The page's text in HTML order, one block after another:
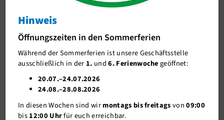
Team 2024/2025
Trainer
B3-Jugend
C1-Jugend
C2-Jugend
D1-Jugend
Hinweis
Öffnungszeiten in den Sommerferien
Während der Sommerferien ist unsere Geschäftsstelle
ausschließlich in der 1. und6. Ferienwochegeöffnet:
20.07.–24.07.2026
24.08.–28.08.2026
In diesen Wochen sind wirmontags bis freitagsvon09:00
bis12:00 Uhrfür euch erreichbar.